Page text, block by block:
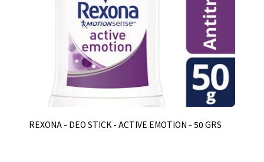
REXONA - DEO STICK - ACTIVE EMOTION - 50 GRS